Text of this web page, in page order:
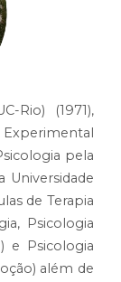
Rio) (1971),
pela
Universidade
de Terapia
Psicologia
e Psicologia
além de